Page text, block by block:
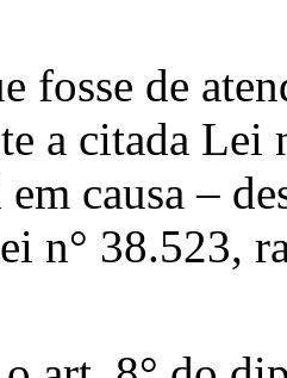
fosse de
a citada Lei
causa –
n° 38.523,